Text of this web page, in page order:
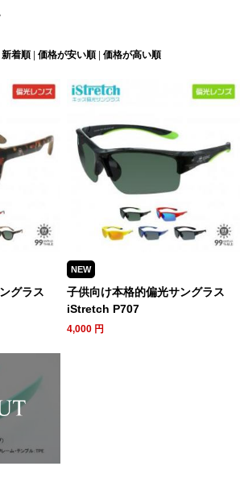
新着順 価格が安い順 価格が高い順
グラス
NEW
子供向け本格的偏光サングラス
iStretch P707
4,000 円